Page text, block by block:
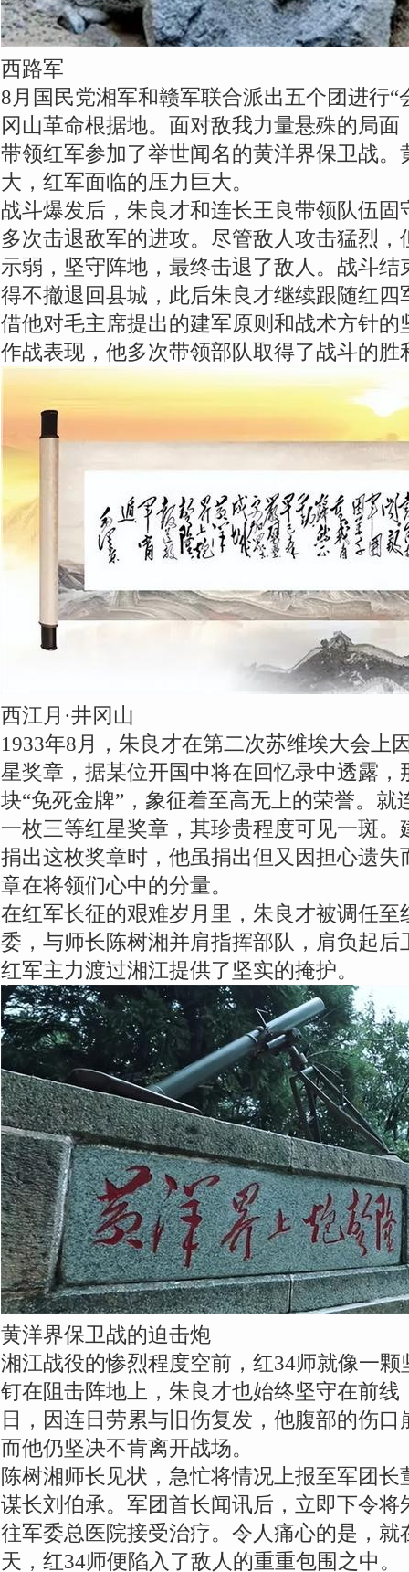
西路军
8月国民党湘军和赣军联合派出五个团进行“
冈山革命根据地。面对敌我力量悬殊的局
带领红军参加了举世闻名的黄洋界保卫战
大，红军面临的压力巨大。
战斗爆发后，朱良才和连长王良带领队伍
多次击退敌军的进攻。尽管敌人攻击猛烈
示弱，坚守阵地，最终击退了敌人。战斗
得不撤退回县城，此后朱良才继续跟随红
借他对毛主席提出的建军原则和战术方针
作战表现，他多次带领部队取得了战斗的胜
西江月·井冈山
1933年8月，朱良才在第二次苏维埃大会上
星奖章，据某位开国中将在回忆录中透露，
块“免死金牌”，象征着至高无上的荣誉。就
一枚三等红星奖章，其珍贵程度可见一斑
捐出这枚奖章时，他虽捐出但又因担心遗
章在将领们心中的分量。
在红军长征的艰难岁月里，朱良才被调任至
委，与师长陈树湘并肩指挥部队，肩负起
红军主力渡过湘江提供了坚实的掩护。
黄洋界保卫战的迫击炮
湘江战役的惨烈程度空前，红34师就像一
钉在阻击阵地上，朱良才也始终坚守在前线
日，因连日劳累与旧伤复发，他腹部的伤
而他仍坚决不肯离开战场。
陈树湘师长见状，急忙将情况上报至军团
谋长刘伯承。军团首长闻讯后，立即下令
往军委总医院接受治疗。令人痛心的是，
天，红34师便陷入了敌人的重重包围之中。